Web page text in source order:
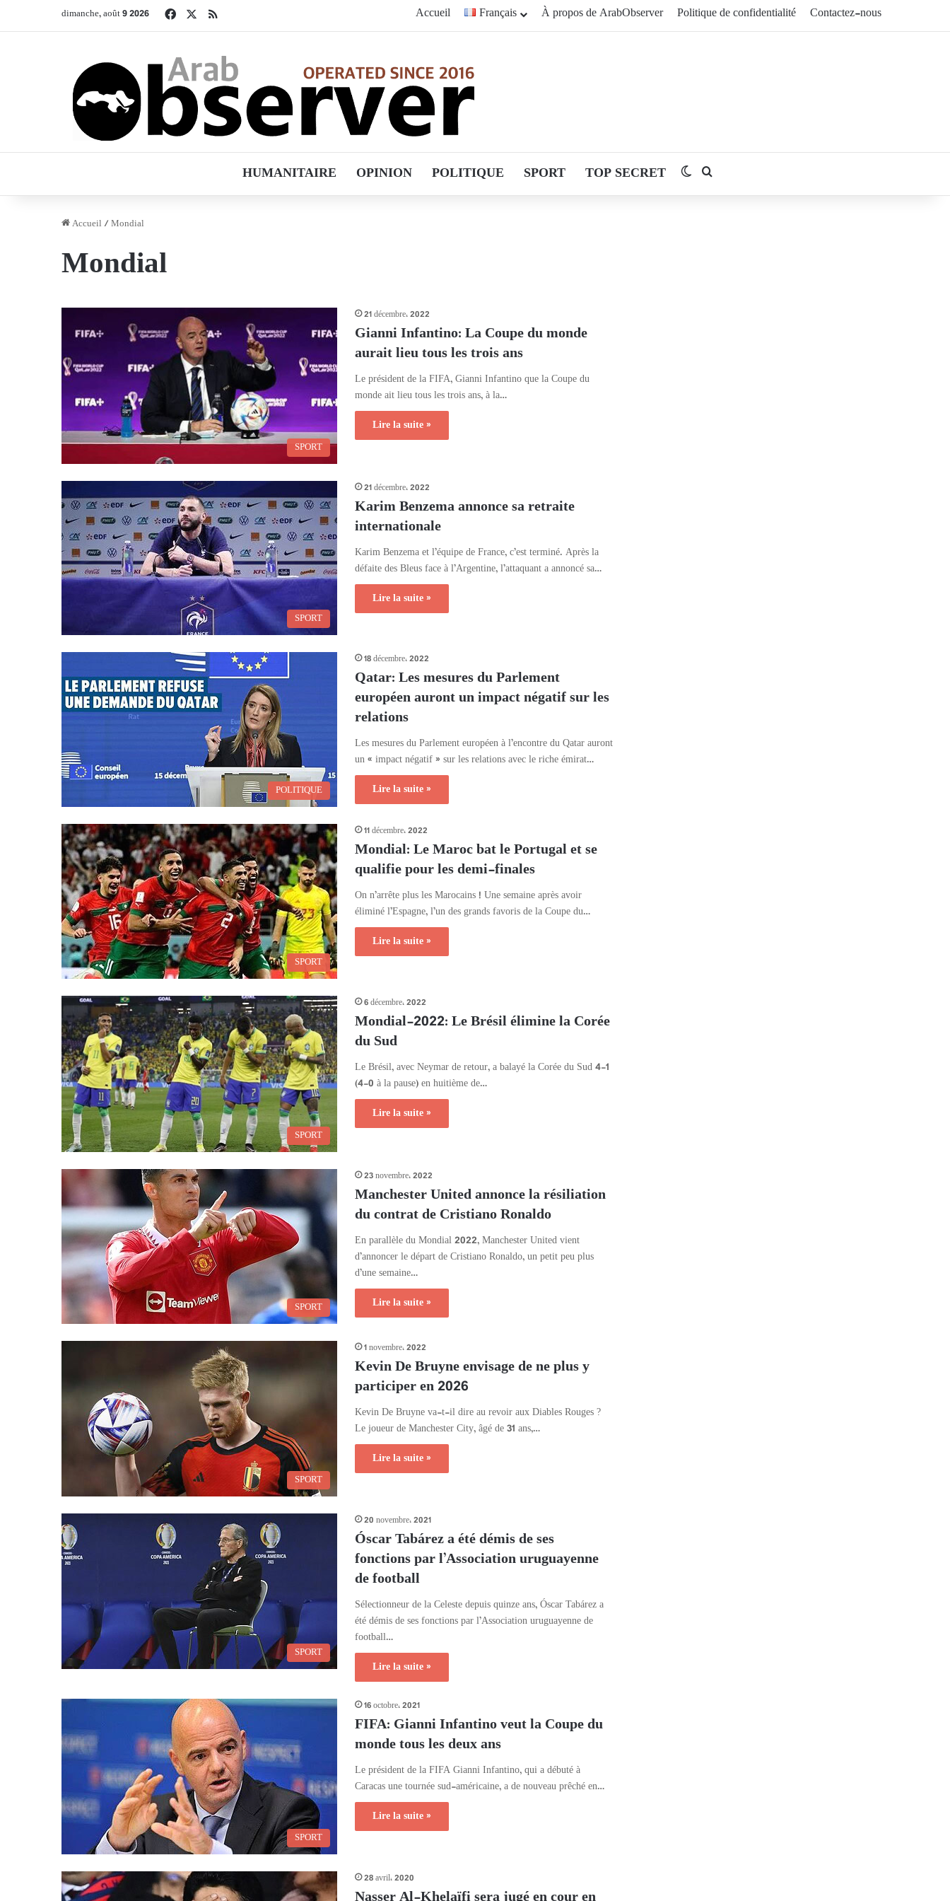
dimanche, août 9 2026 FacebookRSS Accueil Français À propos de ArabObserver Politique de confidentialité Contactez-nous
HUMANITAIRE OPINION POLITIQUE SPORT TOP SECRET Switch skin
Accueil /Mondial
Mondial
SPORT
21 décembre، 2022
Gianni Infantino: La Coupe du monde
aurait lieu tous les trois ans
Le président de la FIFA, Gianni Infantino que la Coupe du
monde ait lieu tous les trois ans, à la…
Lire la suite »
SPORT
21 décembre، 2022
Karim Benzema annonce sa retraite
internationale
Karim Benzema et l’équipe de France, c’est terminé. Après la
défaite des Bleus face à l’Argentine, l’attaquant a annoncé sa…
Lire la suite »
POLITIQUE
18 décembre، 2022
Qatar: Les mesures du Parlement
européen auront un impact négatif sur les
relations
Les mesures du Parlement européen à l’encontre du Qatar auront
un « impact négatif » sur les relations avec le riche émirat…
Lire la suite »
SPORT
11 décembre، 2022
Mondial: Le Maroc bat le Portugal et se
qualifie pour les demi-finales
On n’arrête plus les Marocains ! Une semaine après avoir
éliminé l’Espagne, l’un des grands favoris de la Coupe du…
Lire la suite »
SPORT
6 décembre، 2022
Mondial-2022: Le Brésil élimine la Corée
du Sud
Le Brésil, avec Neymar de retour, a balayé la Corée du Sud 4-1
(4-0 à la pause) en huitième de…
Lire la suite »
SPORT
23 novembre، 2022
Manchester United annonce la résiliation
du contrat de Cristiano Ronaldo
En parallèle du Mondial 2022, Manchester United vient
d’annoncer le départ de Cristiano Ronaldo, un petit peu plus
d’une semaine…
Lire la suite »
SPORT
1 novembre، 2022
Kevin De Bruyne envisage de ne plus y
participer en 2026
Kevin De Bruyne va-t-il dire au revoir aux Diables Rouges ?
Le joueur de Manchester City, âgé de 31 ans,…
Lire la suite »
SPORT
20 novembre، 2021
Óscar Tabárez a été démis de ses
fonctions par l’Association uruguayenne
de football
Sélectionneur de la Celeste depuis quinze ans, Óscar Tabárez a
été démis de ses fonctions par l’Association uruguayenne de
football…
Lire la suite »
SPORT
16 octobre، 2021
FIFA: Gianni Infantino veut la Coupe du
monde tous les deux ans
Le président de la FIFA Gianni Infantino, qui a débuté à
Caracas une tournée sud-américaine, a de nouveau prêché en…
Lire la suite »
28 avril، 2020